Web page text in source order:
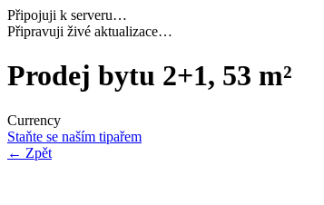
Připojuji k serveru…
Načítám potřebná data…
Prodej bytu 2+1, 53 m²
Currency
Staňte se naším tipařem
← Zpět